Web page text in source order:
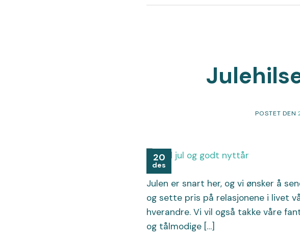
POSTET DEN
20
des
Julen er snart her, og vi ønsker å
og sette pris på relasjonene i livet
hverandre. Vi vil også takke våre
og tålmodige […]